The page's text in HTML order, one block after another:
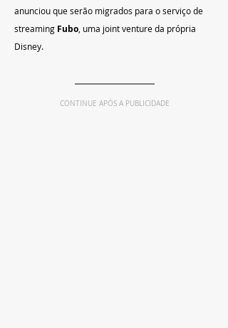
anunciou que serão migrados para o serviço de
streaming Fubo , uma joint venture da própria
Disney.
CONTINUE APÓS A PUBLICIDADE